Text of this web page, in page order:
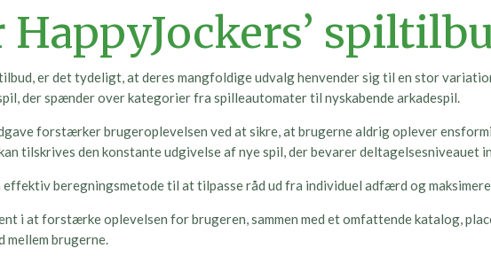
er det tydeligt, at deres mangfoldige udvalg henvender sig til en stor
der spænder over kategorier fra spilleautomater til nyskabende arkadespil.
forstærker brugeroplevelsen ved at sikre, at brugerne aldrig oplever
tilskrives den konstante udgivelse af nye spil, der bevarer deltagelsesniveauet
effektiv beregningsmetode til at tilpasse råd ud fra individuel adfærd og
i at forstærke oplevelsen for brugeren, sammen med et omfattende katalog,
brugerne.